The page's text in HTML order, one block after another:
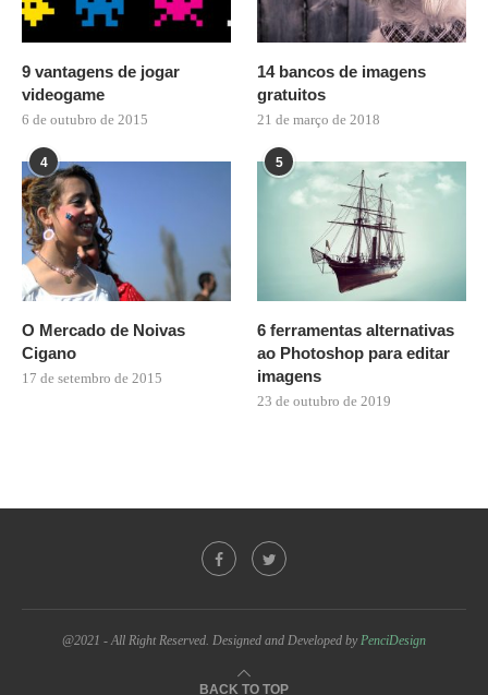
9 vantagens de jogar
videogame
6 de outubro de 2015
14 bancos de imagens
gratuitos
21 de março de 2018
4
O Mercado de Noivas
Cigano
17 de setembro de 2015
5
6 ferramentas alternativas
ao Photoshop para editar
imagens
23 de outubro de 2019
@2021 - All Right Reserved. Designed and Developed by PenciDesign
BACK TO TOP